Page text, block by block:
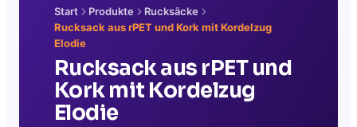
Start Produkte
Rucksäcke
Rucksack aus rPET und Kork mit Kordelzug
Elodie
Rucksack aus rPET und
Kork mit Kordelzug
Elodie